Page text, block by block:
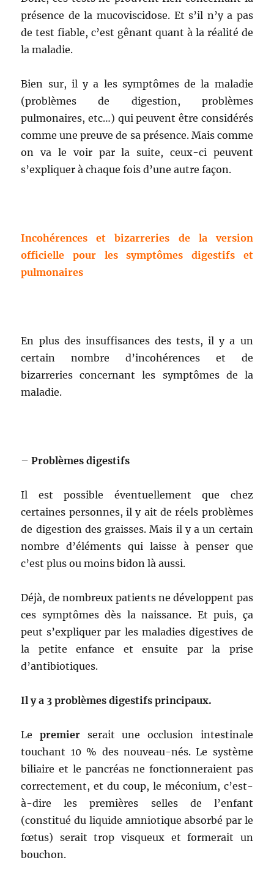
présence de la mucoviscidose. Et s’il n’y a pas
de test fiable, c’est gênant quant à la réalité de
la maladie.
Bien sur, il y a les symptômes de la maladie
(problèmes de digestion, problèmes
pulmonaires, etc…) qui peuvent être considérés
comme une preuve de sa présence. Mais comme
on va le voir par la suite, ceux-ci peuvent
s’expliquer à chaque fois d’une autre façon.
Incohérences et bizarreries de la version
officielle pour les symptômes digestifs et
pulmonaires
En plus des insuffisances des tests, il y a un
certain nombre d’incohérences et de
bizarreries concernant les symptômes de la
maladie.
–Problèmes digestifs
Il est possible éventuellement que chez
certaines personnes, il y ait de réels problèmes
de digestion des graisses. Mais il y a un certain
nombre d’éléments qui laisse à penser que
c’est plus ou moins bidon là aussi.
Déjà, de nombreux patients ne développent pas
ces symptômes dès la naissance. Et puis, ça
peut s’expliquer par les maladies digestives de
la petite enfance et ensuite par la prise
d’antibiotiques.
Il y a 3 problèmes digestifs principaux.
Lepremier serait une occlusion intestinale
touchant 10 % des nouveau-nés. Le système
biliaire et le pancréas ne fonctionneraient pas
correctement, et du coup, le méconium, c’est-
à-dire les premières selles de l’enfant
(constitué du liquide amniotique absorbé par le
fœtus) serait trop visqueux et formerait un
bouchon.